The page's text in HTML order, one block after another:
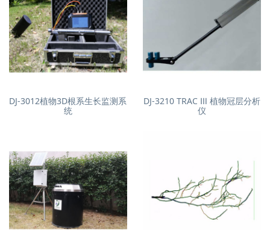
DJ-3012植物3D根系生长监测系
统
DJ-3210 TRAC Ⅲ 植物冠层分析
仪